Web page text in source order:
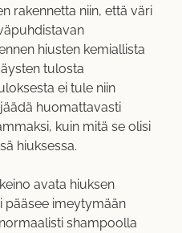
rakennetta niin, että väri
hiusten kemiallista
tulosta
ei tule niin
huomattavasti
kuin mitä se olisi
hiuksessa.
avata hiuksen
pääsee imeytymään
shampoolla